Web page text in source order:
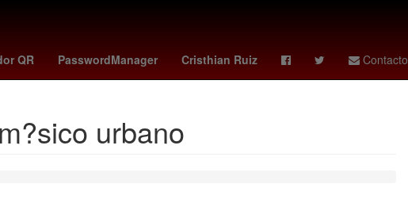
QR PasswordManager Cristhian Ruiz Contacto
osasuna misa domingo de pascua Lewis Hamilton raptors - celtics
urbano